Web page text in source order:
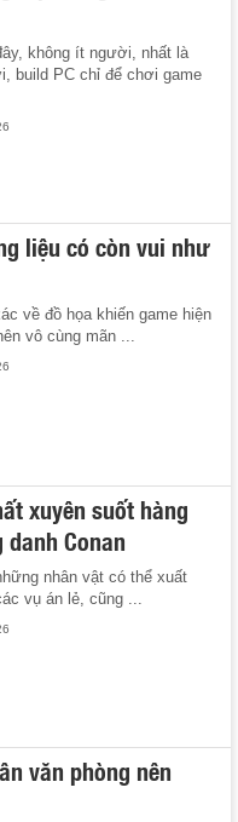
không ít người, nhất là
build PC chỉ để chơi game
liệu có còn vui như
về đồ họa khiến game hiện
vô cùng mãn ...
xuyên suốt hàng
Conan
nhân vật có thể xuất
vụ án lẻ, cũng ...
văn phòng nên